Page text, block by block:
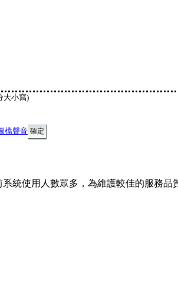
大小寫)
檔聲音
統使用人數眾多，為維護較佳的服務